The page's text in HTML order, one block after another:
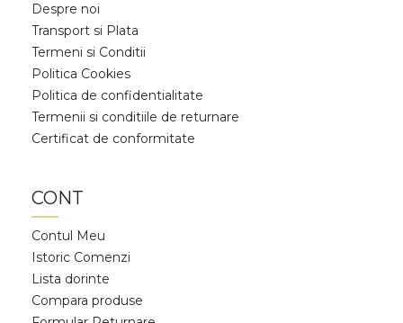
Despre noi
Transport si Plata
Termeni si Conditii
Politica Cookies
Politica de confidentialitate
Termenii si conditiile de returnare
Certificat de conformitate
CONT
Contul Meu
Istoric Comenzi
Lista dorinte
Compara produse